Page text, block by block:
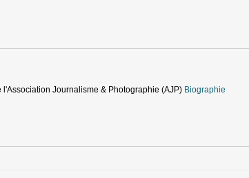
Journalisme & Photographie (AJP) Biographie